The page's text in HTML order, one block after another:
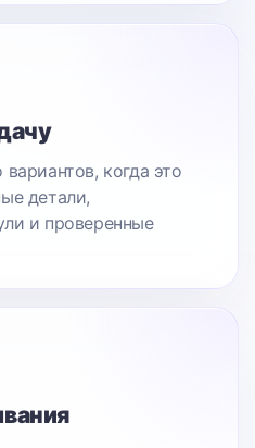
когда это
детали,
и проверенные